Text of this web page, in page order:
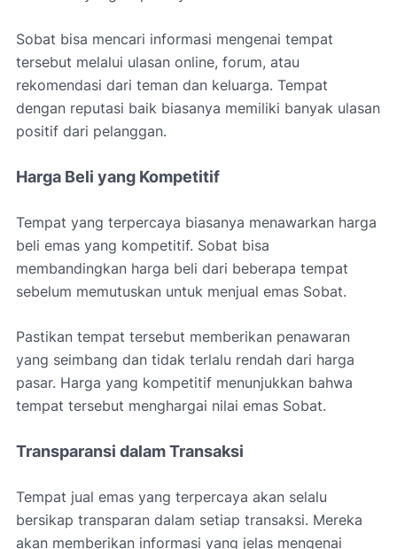
Sobat bisa mencari informasi mengenai tempat
tersebut melalui ulasan online, forum, atau
rekomendasi dari teman dan keluarga. Tempat
dengan reputasi baik biasanya memiliki banyak ulasan
positif dari pelanggan.
Harga Beli yang Kompetitif
Tempat yang terpercaya biasanya menawarkan harga
beli emas yang kompetitif. Sobat bisa
membandingkan harga beli dari beberapa tempat
sebelum memutuskan untuk menjual emas Sobat.
Pastikan tempat tersebut memberikan penawaran
yang seimbang dan tidak terlalu rendah dari harga
pasar. Harga yang kompetitif menunjukkan bahwa
tempat tersebut menghargai nilai emas Sobat.
Transparansi dalam Transaksi
Tempat jual emas yang terpercaya akan selalu
bersikap transparan dalam setiap transaksi. Mereka
akan memberikan informasi yang jelas mengenai